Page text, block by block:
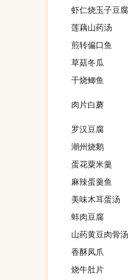
虾仁烧玉子豆腐
莲藕山药汤
煎转偏口鱼
草菇冬瓜
干烧鲫鱼
肉片白蘑
罗汉豆腐
潮州烧鹅
蛋花粟米羹
麻辣蛋羹鱼
美味木耳蛋汤
蚌肉豆腐
山药黄豆肉骨汤
香酥凤爪
烧牛肚片